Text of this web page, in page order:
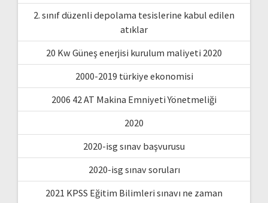
2. sınıf düzenli depolama tesislerine kabul edilen
atıklar
20 Kw Güneş enerjisi kurulum maliyeti 2020
2000-2019 türkiye ekonomisi
2006 42 AT Makina Emniyeti Yönetmeliği
2020
2020-isg sınav başvurusu
2020-isg sınav soruları
2021 KPSS Eğitim Bilimleri sınavı ne zaman